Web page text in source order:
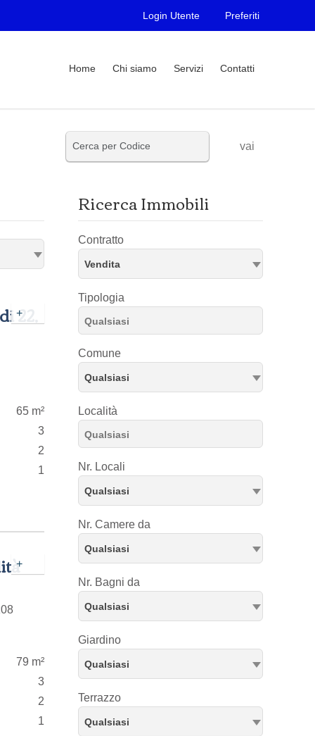
Login Utente Preferiti
Home Chi siamo Servizi Contatti
vai
+
65 m²
3
2
1
+
79 m²
3
2
1
Ricerca Immobili
Contratto
Vendita
Tipologia
Comune
Qualsiasi
Località
Nr. Locali
Qualsiasi
Nr. Camere da
Qualsiasi
Nr. Bagni da
Qualsiasi
Giardino
Qualsiasi
Terrazzo
Qualsiasi